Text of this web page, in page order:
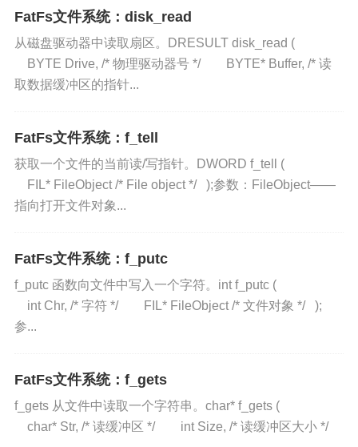
FatFs文件系统：disk_read
从磁盘驱动器中读取扇区。DRESULT disk_read (
BYTE Drive, /* 物理驱动器号 */ BYTE* Buffer, /* 读
取数据缓冲区的指针...
FatFs文件系统：f_tell
获取一个文件的当前读/写指针。DWORD f_tell (
FIL* FileObject /* File object */ );参数：FileObject——
指向打开文件对象...
FatFs文件系统：f_putc
f_putc 函数向文件中写入一个字符。int f_putc (
int Chr, /* 字符 */ FIL* FileObject /* 文件对象 */ );
参...
FatFs文件系统：f_gets
f_gets 从文件中读取一个字符串。char* f_gets (
char* Str, /* 读缓冲区 */ int Size, /* 读缓冲区大小 */